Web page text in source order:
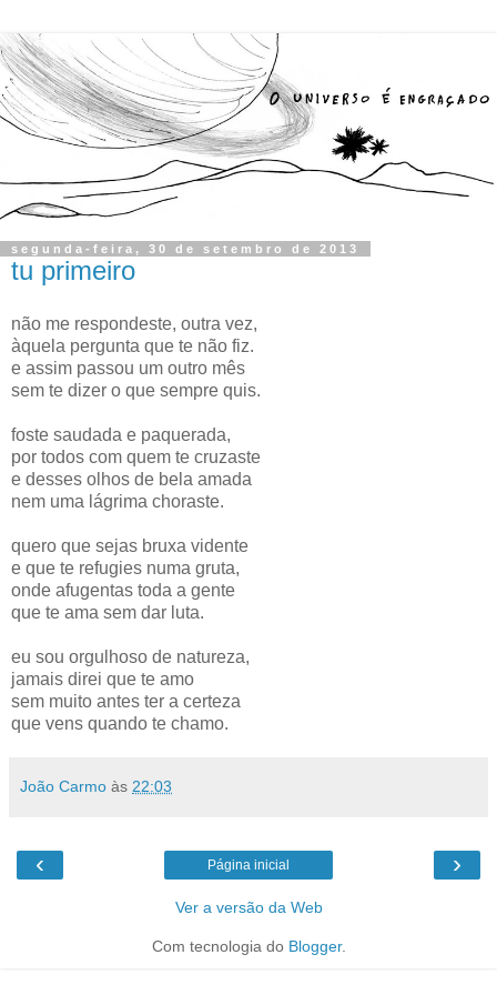
segunda-feira, 30 de setembro de 2013
tu primeiro
não me respondeste, outra vez,
àquela pergunta que te não fiz.
e assim passou um outro mês
sem te dizer o que sempre quis.
foste saudada e paquerada,
por todos com quem te cruzaste
e desses olhos de bela amada
nem uma lágrima choraste.
quero que sejas bruxa vidente
e que te refugies numa gruta,
onde afugentas toda a gente
que te ama sem dar luta.
eu sou orgulhoso de natureza,
jamais direi que te amo
sem muito antes ter a certeza
que vens quando te chamo.
João Carmo às 22:03
‹ ›
Página inicial
Ver a versão da Web
Com tecnologia do Blogger.